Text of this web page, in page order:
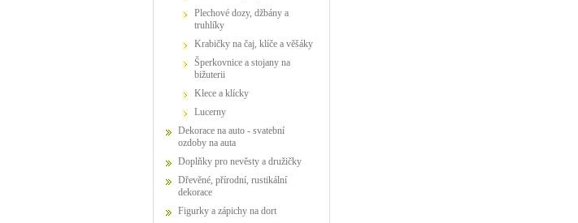
Plechové dozy, džbány a
truhlíky
Krabičky na čaj, klíče a věšáky
Šperkovnice a stojany na
bižuterii
Klece a klícky
Lucerny
Dekorace na auto - svatební
ozdoby na auta
Doplňky pro nevěsty a družičky
Dřevěné, přírodní, rustikální
dekorace
Figurky a zápichy na dort